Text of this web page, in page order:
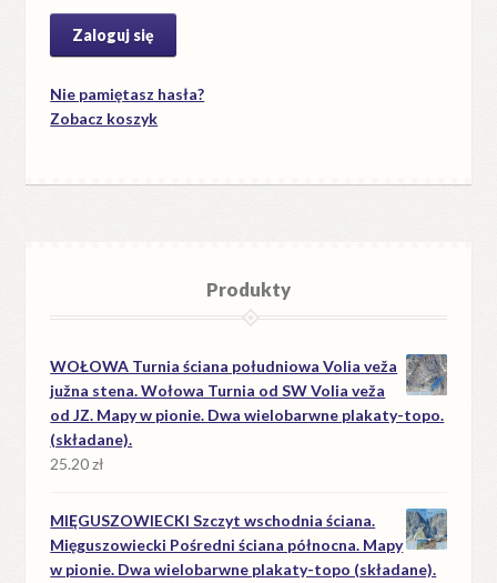
Nie pamiętasz hasła?
Zobacz koszyk
Produkty
WOŁOWA Turnia ściana południowa Volia veža
južna stena. Wołowa Turnia od SW Volia veža
od JZ. Mapy w pionie. Dwa wielobarwne plakaty-topo.
(składane).
25.20zł
MIĘGUSZOWIECKI Szczyt wschodnia ściana.
Mięguszowiecki Pośredni ściana północna. Mapy
w pionie. Dwa wielobarwne plakaty-topo (składane).